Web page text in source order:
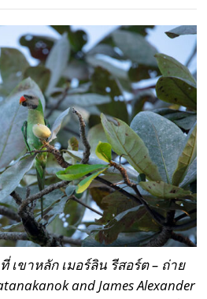
เขาหลัก เมอร์ลิน รีสอร์ต – ถ่าย
and James Alexander